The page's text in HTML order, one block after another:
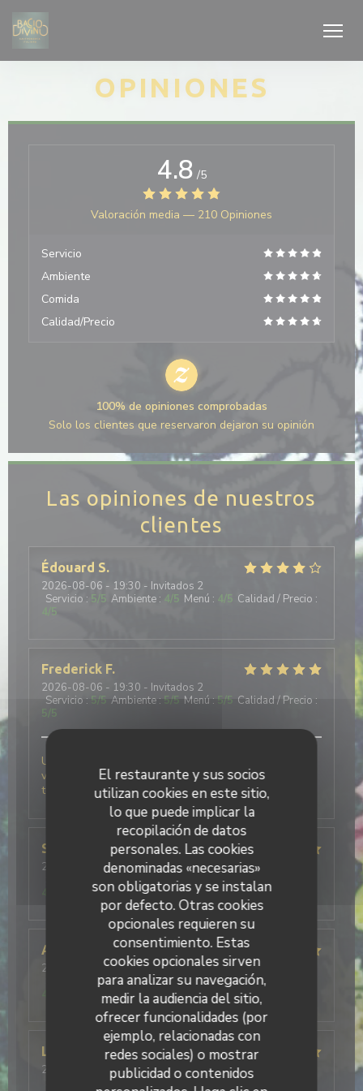
Personalización de sus opciones de cookies
El restaurante y sus socios
utilizan cookies en este sitio,
lo que puede implicar la
recopilación de datos
personales. Las cookies
denominadas «necesarias»
son obligatorias y se instalan
por defecto. Otras cookies
opcionales requieren su
consentimiento. Estas
cookies opcionales sirven
para analizar su navegación,
medir la audiencia del sitio,
ofrecer funcionalidades (por
ejemplo, relacionadas con
redes sociales) o mostrar
publicidad o contenidos
OPINIONES
Las opiniones de nuestros
clientes
Édouard S
2026-08-06 - 19:30 - Invitados 2
Servicio : 5/5 Ambiente : 4/5 Menú : 4/5 Calidad / Precio :
4 /5
Frederick F
2026-08-06 - 19:30 - Invitados 2
Servicio : 5/5 Ambiente: 5/5 Menú : 5/5 Calidad / Precio :
5/5
Une très belle découverte pour cette 1 ère fois chez
vous .nous avons très bien mangé et le personnel au
top . Nous reviendrons à coup sur.
Stephanie
D
2026-08-06 - 20:15 - Invitados 4
Ambiente : /5 5/5 Calidad / Precio
Aymeric
2026-08-01 - 20:00 - Invitados 2
/5 Ambiente:5/5 Menú:4/5 Calidad / Precio
Ludovic
2026-08-01
- 20:00 - Invitados 2
Ambiente: 5/5 Menú :5/5 Calidad / Precio
4.8 /5
Valoración media — 210 Opiniones
Servicio
Ambiente
Comida
Calidad/Precio
100% de opiniones comprobadas
Solo los clientes que reservaron dejaron su opinión